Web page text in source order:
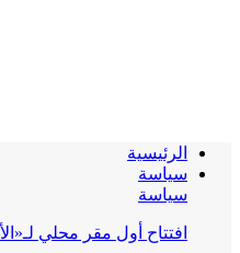
الرئيسية
سياسة
سياسة
افتتاح أول مقر محلي